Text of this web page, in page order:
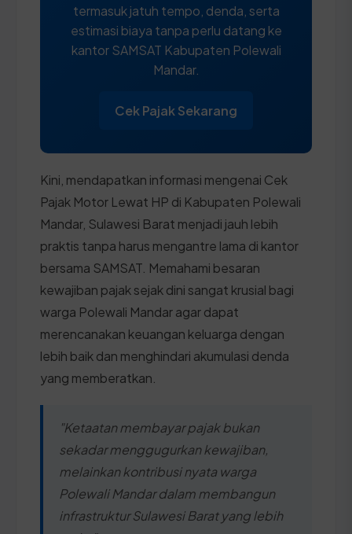
termasuk jatuh tempo, denda, serta
estimasi biaya tanpa perlu datang ke
kantor SAMSAT Kabupaten Polewali
Mandar.
Cek Pajak Sekarang
Kini, mendapatkan informasi mengenai Cek
Pajak Motor Lewat HP di Kabupaten Polewali
Mandar, Sulawesi Barat menjadi jauh lebih
praktis tanpa harus mengantre lama di kantor
bersama SAMSAT. Memahami besaran
kewajiban pajak sejak dini sangat krusial bagi
warga Polewali Mandar agar dapat
merencanakan keuangan keluarga dengan
lebih baik dan menghindari akumulasi denda
yang memberatkan.
"Ketaatan membayar pajak bukan
sekadar menggugurkan kewajiban,
melainkan kontribusi nyata warga
Polewali Mandar dalam membangun
infrastruktur Sulawesi Barat yang lebih